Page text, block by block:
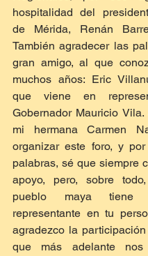
hospitalidad del
de Mérida, Renán
También agradecer las
gran amigo, al que
muchos años: Eric
que viene en
Gobernador Mauricio
mi hermana Carmen
organizar este foro, y
palabras, sé que siempre
apoyo, pero, sobre
pueblo maya tiene
representante en tu
agradezco la
que más adelante